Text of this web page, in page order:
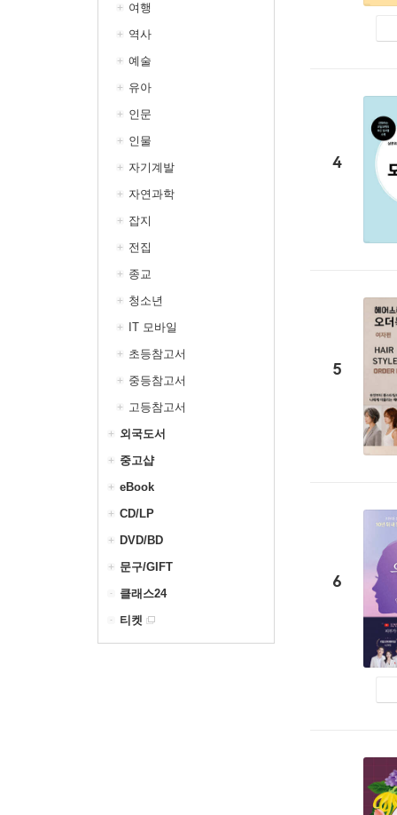
여행
역사
예술
유아
인문
인물
자기계발
자연과학
잡지
전집
종교
청소년
IT 모바일
초등참고서
중등참고서
고등참고서
외국도서
중고샵
eBook
CD/LP
DVD/BD
문구/GIFT
클래스24
티켓
4
5
6